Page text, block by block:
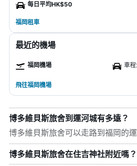
每日平均HK$50
福岡租車
最近的機場
福岡機場 車程
飛往福岡機場
博多維貝斯旅舍到運河城有多遠？
博多維貝斯旅舍可以走路到福岡的
博多維貝斯旅舍在住吉神社附近嗎？